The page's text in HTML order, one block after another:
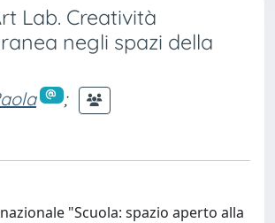
Lab. Creatività
negli spazi della
;
"Scuola: spazio aperto alla